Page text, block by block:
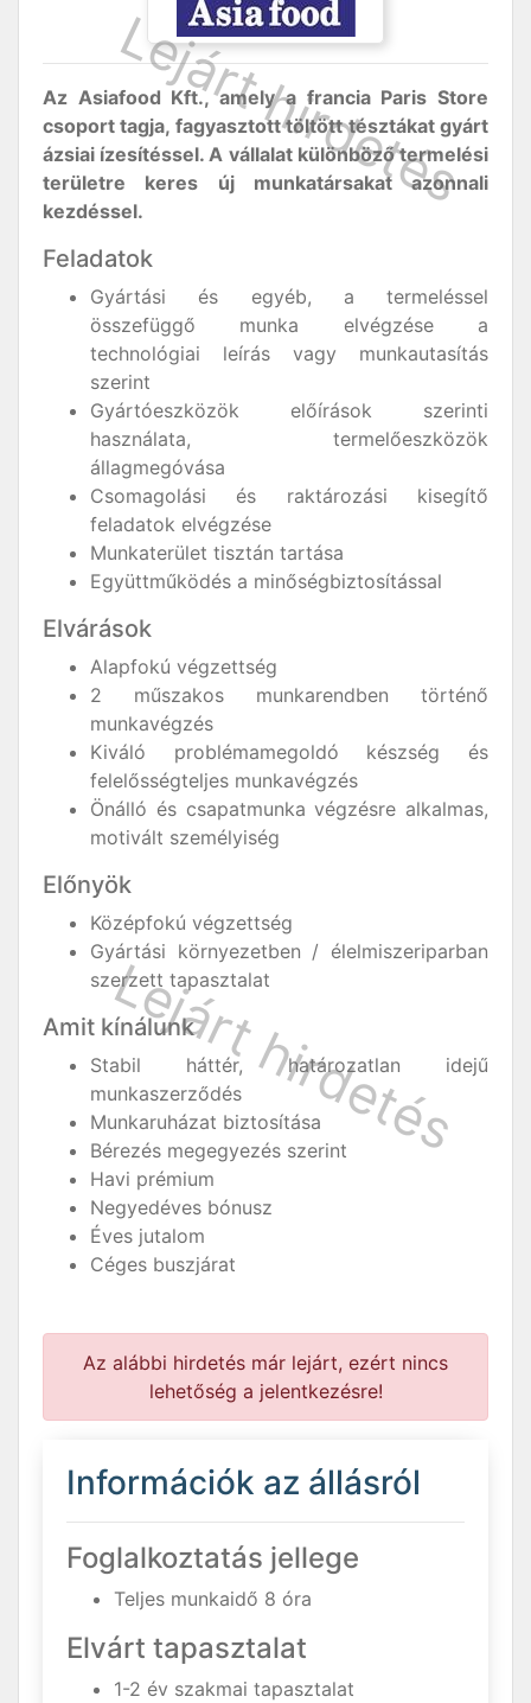
Az Asiafood Kft., amely a francia Paris Store
csoport tagja, fagyasztott töltött tésztákat gyárt
ázsiai ízesítéssel. A vállalat különböző termelési
területre keres új munkatársakat azonnali
kezdéssel.
Feladatok
Gyártási és egyéb, a termeléssel
összefüggő munka elvégzése a
technológiai leírás vagy munkautasítás
szerint
Gyártóeszközök előírások szerinti
használata, termelőeszközök
állagmegóvása
Csomagolási és raktározási kisegítő
feladatok elvégzése
Munkaterület tisztán tartása
Együttműködés a minőségbiztosítással
Elvárások
Alapfokú végzettség
2 műszakos munkarendben történő
munkavégzés
Kiváló problémamegoldó készség és
felelősségteljes munkavégzés
Önálló és csapatmunka végzésre alkalmas,
motivált személyiség
Előnyök
Középfokú végzettség
Gyártási környezetben / élelmiszeriparban
szerzett tapasztalat
Amit kínálunk
Stabil háttér, határozatlan idejű
munkaszerződés
Munkaruházat biztosítása
Bérezés megegyezés szerint
Havi prémium
Negyedéves bónusz
Éves jutalom
Céges buszjárat
Az alábbi hirdetés már lejárt, ezért nincs
lehetőség a jelentkezésre!
Információk az állásról
Foglalkoztatás jellege
Teljes munkaidő 8 óra
Elvárt tapasztalat
1-2 év szakmai tapasztalat